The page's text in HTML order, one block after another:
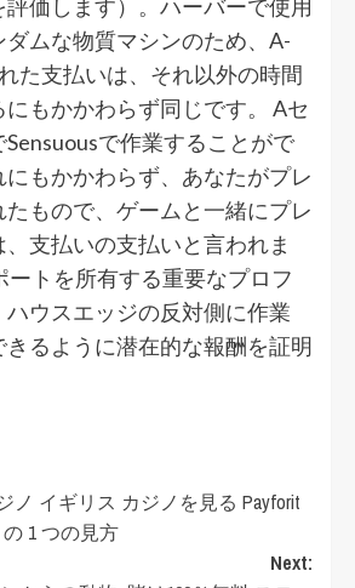
評価します）。ハーバーで使用
ダムな物質マシンのため、A-
た支払いは、それ以外の時間
もかかわらず同じです。 Aセ
で作業することがで
にもかかわらず、あなたがプレ
たもので、ゲームと一緒にプレ
支払いの支払いと言われま
ートを所有する重要なプロフ
ハウスエッジの反対側に作業
きるように潜在的な報酬を証明
ノ イギリス カジノを見る Payforit
の 1 つの見方
Next: